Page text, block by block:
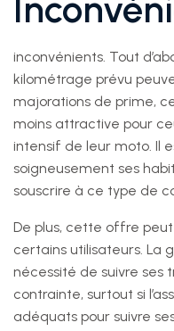
inconvénients. Tout
kilométrage prévu
majorations de prime,
moins attractive pour
intensif de leur moto. Il
soigneusement ses
souscrire à ce type de
De plus, cette offre
certains utilisateurs. La
nécessité de suivre ses
contrainte, surtout si
adéquats pour suivre